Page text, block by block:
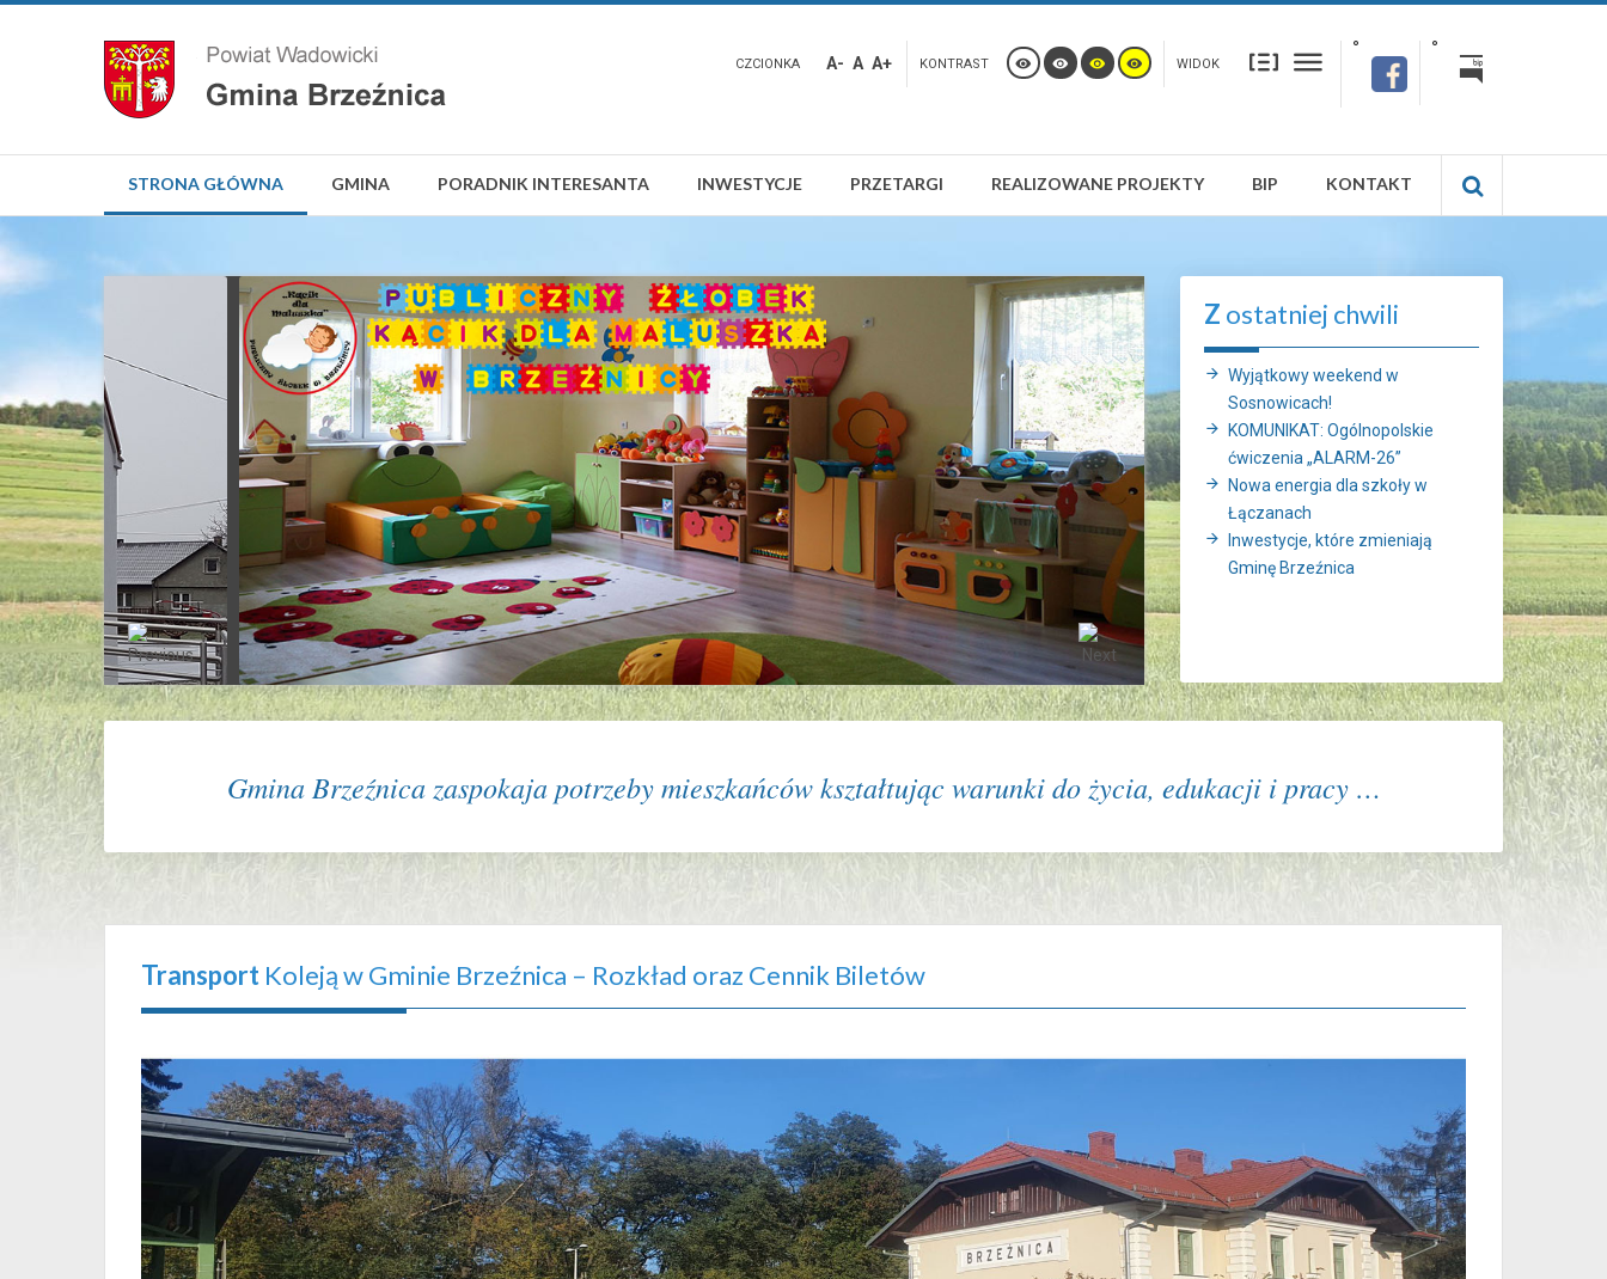
CZCIONKA A- A A+ KONTRAST WIDOK
STRONA GŁÓWNA GMINA PORADNIK INTERESANTA INWESTYCJE PRZETARGI REALIZOWANE PROJEKTY BIP KONTAKT
Z ostatniej chwili
Wyjątkowy weekend w
Sosnowicach!
KOMUNIKAT: Ogólnopolskie
ćwiczenia „ALARM-26”
Nowa energia dla szkoły w
Łączanach
Inwestycje, które zmieniają
Gminę Brzeźnica
Gmina Brzeźnica zaspokaja potrzeby mieszkańców kształtując warunki do życia, edukacji i pracy …
Transport Koleją w Gminie Brzeźnica – Rozkład oraz Cennik Biletów